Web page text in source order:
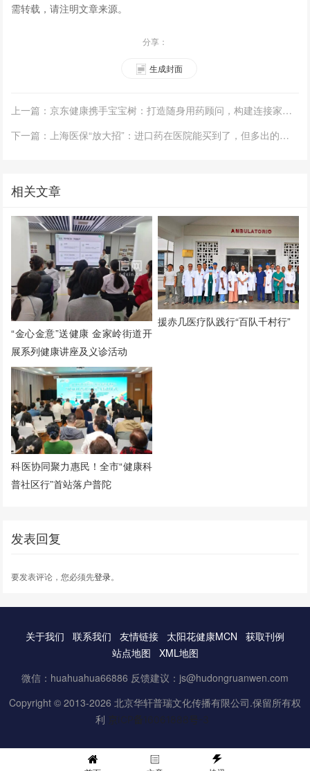
需转载，请注明文章来源。
分享：
生成封面
上一篇：京东健康携手宝宝树：打造随身用药顾问，构建连接家庭与药企的精准桥梁
下一篇：上海医保“放大招”：进口药在医院能买到了，但多出的钱你得自己掏！
相关文章
“金心金意”送健康 金家岭街道开
展系列健康讲座及义诊活动
援赤几医疗队践行“百队千村行”
科医协同聚力惠民！全市“健康科
普社区行”首站落户普陀
发表回复
要发表评论，您必须先登录。
关于我们 联系我们 友情链接 太阳花健康MCN
获取刊例
站点地图
XML地图
微信：huahuahua66886 反馈建议：js@hudongruanwen.com
Copyright © 2013-2026 北京华轩普瑞文化传播有限公司.保留所有权
利 京ICP备16061888号-3